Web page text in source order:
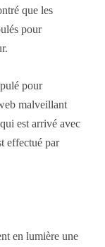
que les
pour
pour
malveillant
est arrivé avec
effectué par
en lumière une